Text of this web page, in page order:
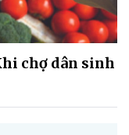
chợ dân sinh